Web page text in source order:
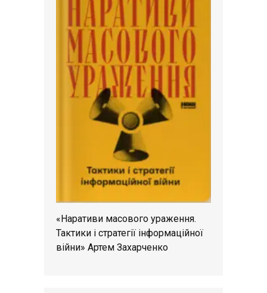
«Наративи масового ураження.
Тактики і стратегії інформаційної
війни» Артем Захарченко